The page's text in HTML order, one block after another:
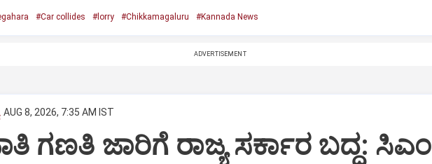
#Car collides #lorry #Chikkamagaluru #Kannada News
ADVERTISEMENT
AUG 8, 2026, 7:35 AM IST
ಗಣತಿ ಜಾರಿಗೆ ರಾಜ್ಯ ಸರ್ಕಾರ ಬದ್ಧ: ಸಿಎಂ